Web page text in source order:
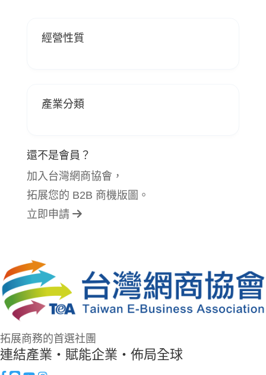
經營性質
產業分類
還不是會員？
加入台灣網商協會，
拓展您的 B2B 商機版圖。
立即申請
拓展商務的首選社團
連結產業・賦能企業・佈局全球